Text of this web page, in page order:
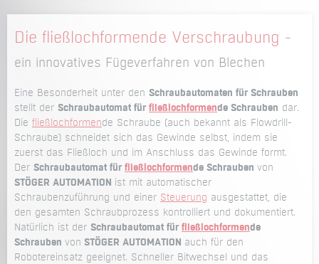
Die fließlochformende Verschraubung -
ein innovatives Fügeverfahren von Blechen
Eine Besonderheit unter den Schraubautomaten für Schrauben
stellt der Schraubautomat für fließlochformende Schrauben dar.
Die fließlochformende Schraube (auch bekannt als Flowdrill-
Schraube) schneidet sich das Gewinde selbst, indem sie
zuerst das Fließloch und im Anschluss das Gewinde formt.
Der Schraubautomat für fließlochformende Schrauben von
STÖGER AUTOMATION ist mit automatischer
Schraubenzuführung und einer Steuerung ausgestattet, die
den gesamten Schraubprozess kontrolliert und dokumentiert.
Natürlich ist der Schraubautomat für fließlochformende
Schrauben von STÖGER AUTOMATION auch für den
Robotereinsatz geeignet. Schneller Bitwechsel und das